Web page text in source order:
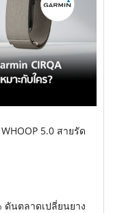
5.0 สายรัด
ดันตลาดเปลี่ยนยาง